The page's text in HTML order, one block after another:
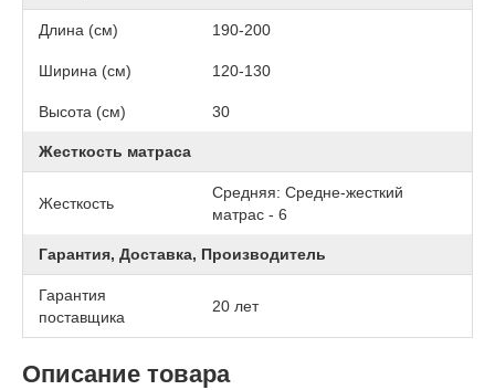
Длина (см) 190-200
Ширина (см) 120-130
Высота (см) 30
Жесткость матраса
Жесткость
Средняя: Средне-жесткий
матрас - 6
Гарантия, Доставка, Производитель
Гарантия
поставщика
20 лет
Описание товара